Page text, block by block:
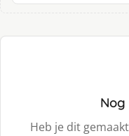
Heb je dit